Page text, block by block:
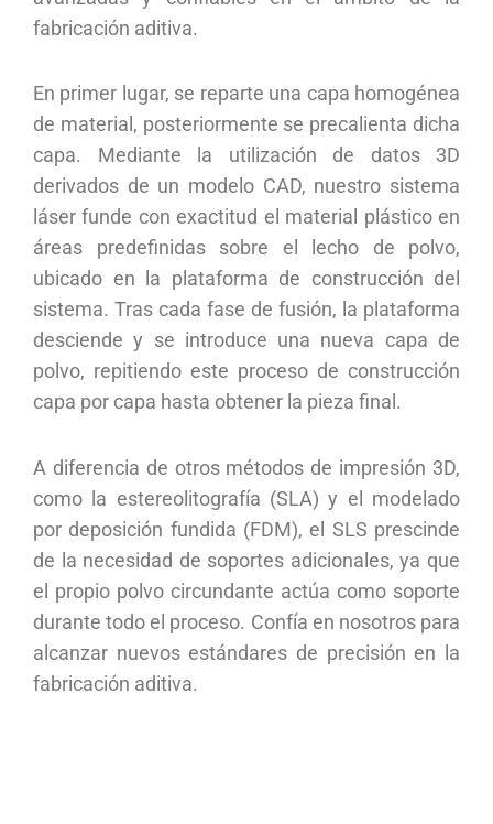
fabricación aditiva.
En primer lugar, se reparte una capa homogénea
de material, posteriormente se precalienta dicha
capa. Mediante la utilización de datos 3D
derivados de un modelo CAD, nuestro sistema
láser funde con exactitud el material plástico en
áreas predefinidas sobre el lecho de polvo,
ubicado en la plataforma de construcción del
sistema. Tras cada fase de fusión, la plataforma
desciende y se introduce una nueva capa de
polvo, repitiendo este proceso de construcción
capa por capa hasta obtener la pieza final.
A diferencia de otros métodos de impresión 3D,
como la estereolitografía (SLA) y el modelado
por deposición fundida (FDM), el SLS prescinde
de la necesidad de soportes adicionales, ya que
el propio polvo circundante actúa como soporte
durante todo el proceso. Confía en nosotros para
alcanzar nuevos estándares de precisión en la
fabricación aditiva.